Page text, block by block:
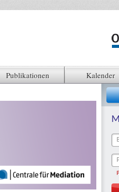
Publikationen Kalender